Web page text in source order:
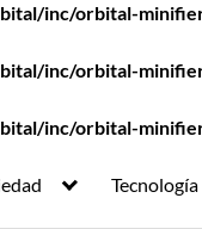
inc/orbital-
inc/orbital-
inc/orbital-
Tecnología